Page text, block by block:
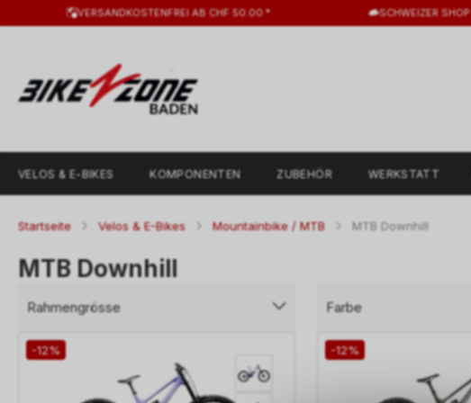
VERSANDKOSTENFREI AB CHF 50.00 * SCHWEIZER SHOP
VELOS & E-BIKES KOMPONENTEN ZUBEHÖR WERKSTATT
Startseite Velos & E-Bikes Mountainbike / MTB MTB Downhill
MTB Downhill
Rahmengrösse Farbe
-12% -12%